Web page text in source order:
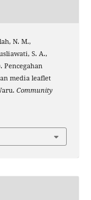
N. M.,
S. A.,
Pencegahan
media leaflet
Community